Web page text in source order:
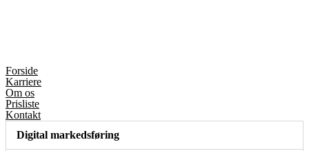
Forside
Karriere
Om os
Prisliste
Kontakt
Digital markedsføring